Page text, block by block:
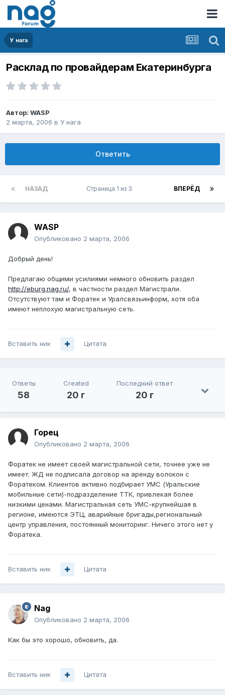
У нага
Расклад по провайдерам Екатеринбурга
Автор: WASP
2 марта, 2006 в У нага
Ответить
НАЗАД ВПЕРЁД
Страница 1 из 3
WASP
Опубликовано 2 марта, 2006
Добрый день!
Предлагаю общими усилиями немного обновить раздел
http://eburg.nag.ru/, в частности раздел Магистрали.
Отсутствуют там и Форатек и Уралсвязьинформ, хотя оба
имеют неплохую магистральную сеть.
Вставить ник Цитата
Ответы
58
Created
20 г
Последний ответ
20 г
Горец
Опубликовано 2 марта, 2006
Форатек не имеет своей магистральной сети, точнее уже не
имеет. ЖД не подписала договор на аренду волокон с
Форатеком. Клиентов активно подбирает УМС (Уральские
мобильные сети)-подразделение ТТК, привлекая более
низкими ценами. Магистральная сеть УМС-крупнейшая в
регионе, имеются ЭТЦ, аварийные бригады,региональный
центр управления, постоянный мониторинг. Ничего этого нет у
Форатека.
Вставить ник Цитата
Nag
Опубликовано 2 марта, 2006
Как бы это хорошо, обновить, да.
Вставить ник Цитата